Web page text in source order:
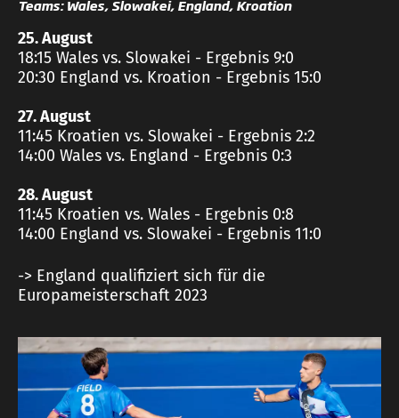
Teams: Wales, Slowakei, England, Kroation
25. August
18:15 Wales vs. Slowakei - Ergebnis 9:0
20:30 England vs. Kroation - Ergebnis 15:0
27. August
11:45 Kroatien vs. Slowakei - Ergebnis 2:2
14:00 Wales vs. England - Ergebnis 0:3
28. August
11:45 Kroatien vs. Wales - Ergebnis 0:8
14:00 England vs. Slowakei - Ergebnis 11:0
-> England qualifiziert sich für die
Europameisterschaft 2023